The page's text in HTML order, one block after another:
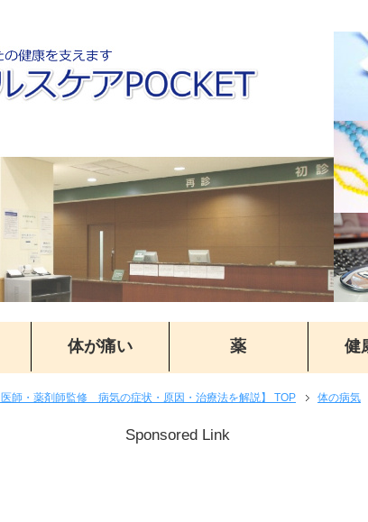
体が痛い 薬 健
師・薬剤師監修 病気の症状・原因・治療法を解説】 TOP 体の病気
Sponsored Link